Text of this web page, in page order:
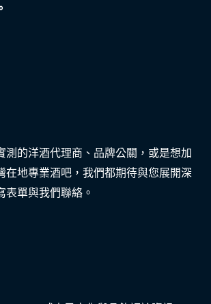
測的洋酒代理商、品牌公關，或是想加
在地專業酒吧，我們都期待與您展開深
表單與我們聯絡。